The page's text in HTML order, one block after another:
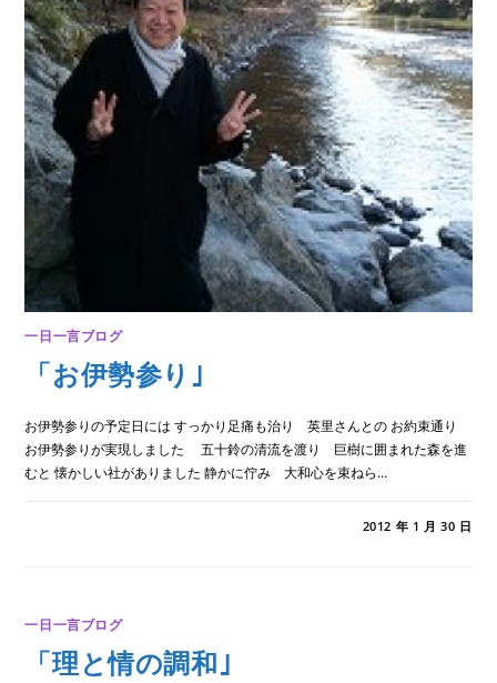
一日一言ブログ
「お伊勢参り｣
お伊勢参りの予定日には すっかり足痛も治り 英里さんとの お約束通り
お伊勢参りが実現しました 五十鈴の清流を渡り 巨樹に囲まれた森を進
むと 懐かしい社がありました 静かに佇み 大和心を束ねら…
2012 年 1 月 30 日
一日一言ブログ
「理と情の調和｣